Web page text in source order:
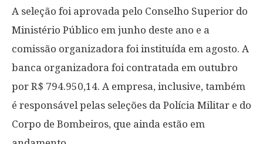
A seleção foi aprovada pelo Conselho Superior do
Ministério Público em junho deste ano e a
comissão organizadora foi instituída em agosto. A
banca organizadora foi contratada em outubro
por R$ 794.950,14. A empresa, inclusive, também
é responsável pelas seleções da Polícia Militar e do
Corpo de Bombeiros, que ainda estão em